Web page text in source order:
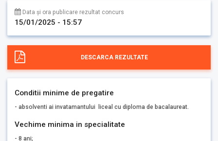
Data și ora publicare rezultat concurs
15/01/2025 - 15:57
DESCARCA REZULTATE
Conditii minime de pregatire
- absolventi ai invatamantului liceal cu diploma de bacalaureat.
Vechime minima in specialitate
- 8 ani;